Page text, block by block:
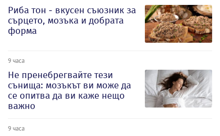
Риба тон - вкусен съюзник за
сърцето, мозъка и добрата
форма
9 часа
Не пренебрегвайте тези
сънища: мозъкът ви може да
се опитва да ви каже нещо
важно
9 часа